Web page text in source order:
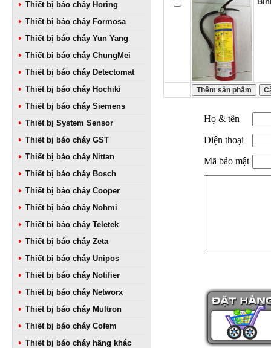
Thiết bị báo cháy Horing
Thiết bị báo cháy Formosa
Thiết bị báo cháy Yun Yang
Thiết bị báo cháy ChungMei
Thiết bị báo cháy Detectomat
Thiết bị báo cháy Hochiki
Thiết bị báo cháy Siemens
Thiết bị System Sensor
Thiết bị báo cháy GST
Thiết bị báo cháy Nittan
Thiết bị báo cháy Bosch
Thiết bị báo cháy Cooper
Thiết bị báo cháy Nohmi
Thiết bị báo cháy Teletek
Thiết bị báo cháy Zeta
Thiết bị báo cháy Unipos
Thiết bị báo cháy Notifier
Thiết bị báo cháy Networx
Thiết bị báo cháy Multron
Thiết bị báo cháy Cofem
Thiết bị báo cháy hãng khác
Họ & tên
Điện thoại
Mã bảo mật